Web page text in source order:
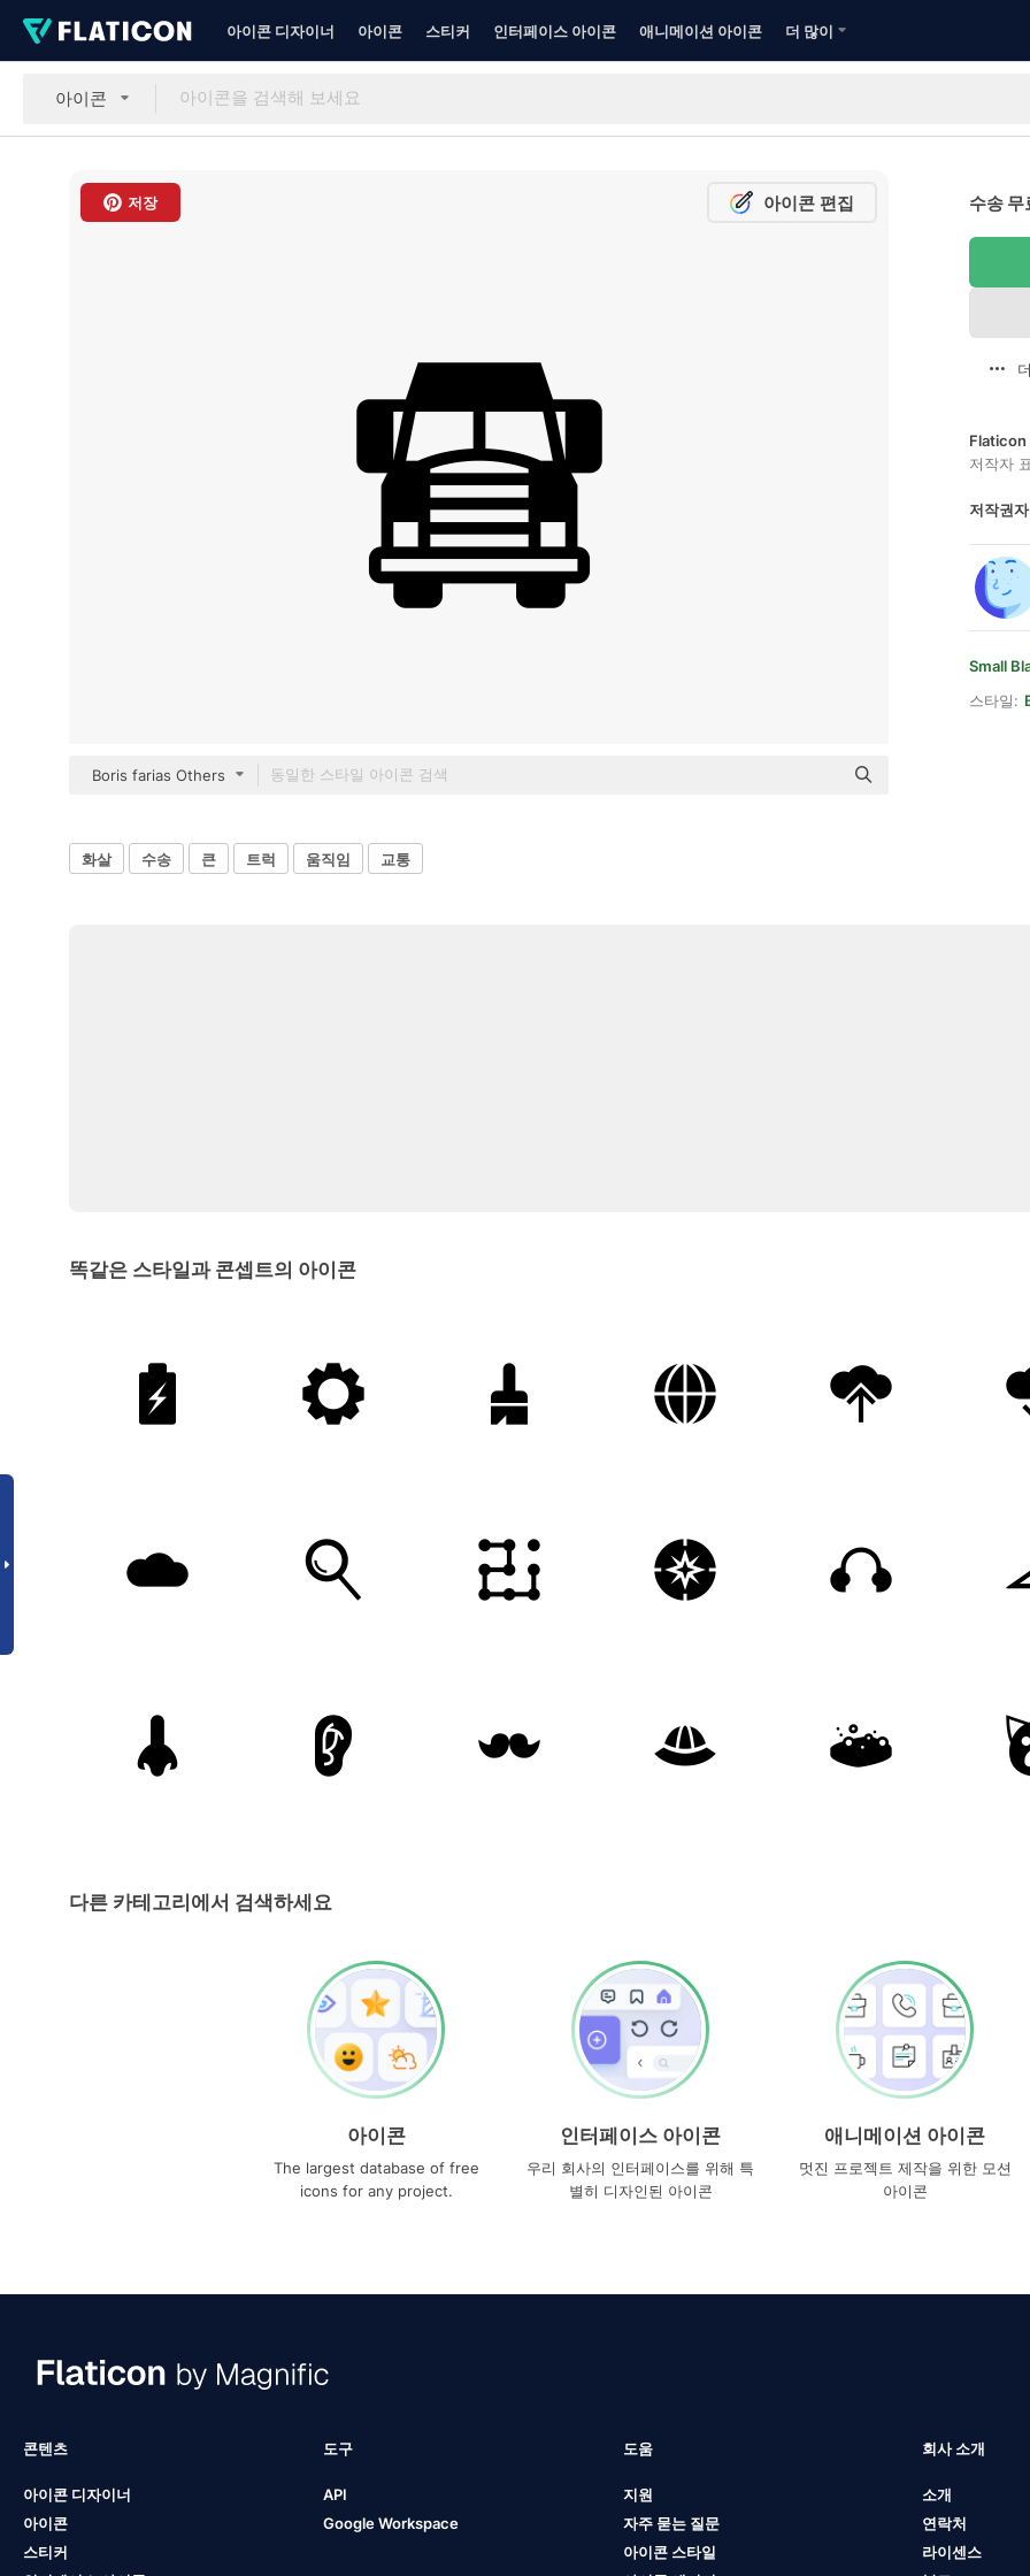
아이콘 디자이너 아이콘 스티커 인터페이스 아이콘 애니메이션 아이콘 더 많이
아이콘
저장 아이콘 편집
Boris farias Others
수송 무
Flaticon
저작자
저작권
Small
스타일:
화살 수송 큰 트럭 움직임 교통
똑같은 스타일과 콘셉트의 아이콘
다른 카테고리에서 검색하세요
아이콘
The largest database of free
icons for any project.
인터페이스 아이콘
우리 회사의 인터페이스를 위해 특
별히 디자인된 아이콘
애니메이션 아이콘
멋진 프로젝트 제작을 위한 모션
아이콘
콘텐츠
아이콘 디자이너
아이콘
스티커
도구
API
Google Workspace
도움
지원
자주 묻는 질문
아이콘 스타일
회사 소개
소개
연락처
라이센스